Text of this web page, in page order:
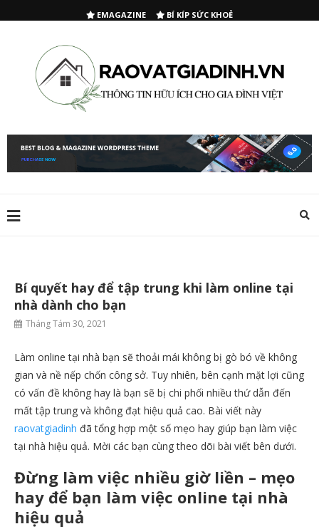
EMAGAZINE BÍ KÍP SỨC KHOẺ
Bí quyết hay để tập trung khi làm online tại
nhà dành cho bạn
Tháng Tám 30, 2021
Làm online tại nhà bạn sẽ thoải mái không bị gò bó về không
gian và nề nếp chốn công sở. Tuy nhiên, bên cạnh mặt lợi cũng
có vấn đề không hay là bạn sẽ bị chi phối nhiều thứ dẫn đến
mất tập trung và không đạt hiệu quả cao. Bài viết này
raovatgiadinh đã tổng hợp một số mẹo hay giúp bạn làm việc
tại nhà hiệu quả. Mời các bạn cùng theo dõi bài viết bên dưới.
Đừng làm việc nhiều giờ liền – mẹo
hay để bạn làm việc online tại nhà
hiệu quả